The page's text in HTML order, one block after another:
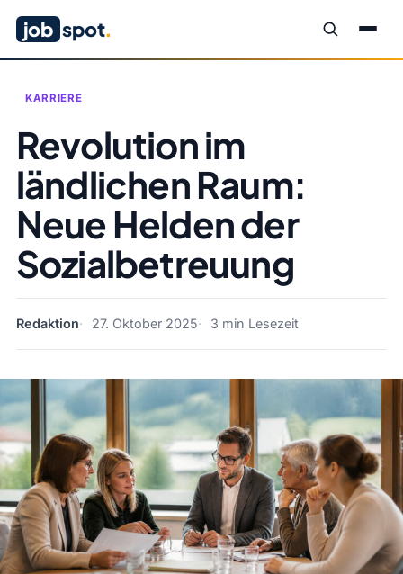
job spot.
KARRIERE
Revolution im
ländlichen Raum:
Neue Helden der
Sozialbetreuung
Redaktion 27. Oktober 2025 3 min Lesezeit